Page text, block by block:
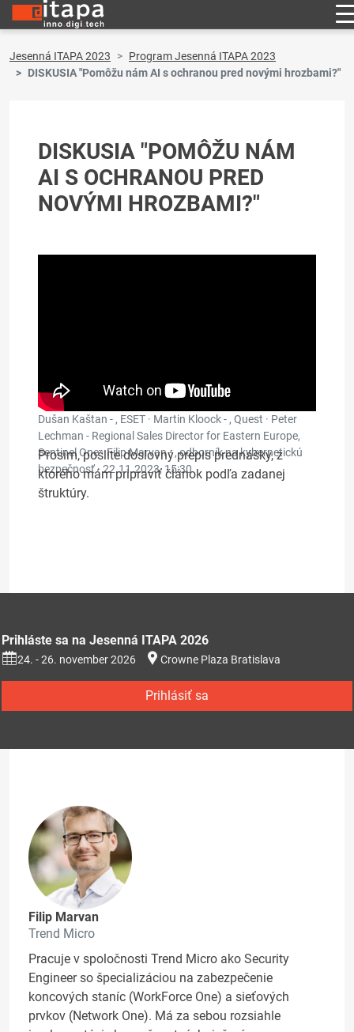
Jesenná ITAPA 2023
Program Jesenná ITAPA 2023
DISKUSIA "Pomôžu nám AI s ochranou pred novými hrozbami?"
DISKUSIA "POMÔŽU NÁM
AI S OCHRANOU PRED
NOVÝMI HROZBAMI?"
Dušan Kaštan - , ESET · Martin Kloock - , Quest · Peter
Lechman - Regional Sales Director for Eastern Europe,
Sentinel One · Filip Marvan - , odborník na kybernetickú
bezpečnosť ·22.11.2023, 15:30
Prosím, pošlite doslovný prepis prednášky, z
ktorého mám pripraviť článok podľa zadanej
štruktúry.
Prihláste sa na Jesenná ITAPA 2026
24. - 26. november 2026 Crowne Plaza Bratislava
Prihlásiť sa
Filip Marvan
Trend Micro
Pracuje v spoločnosti Trend Micro ako Security
Engineer so špecializáciou na zabezpečenie
koncových staníc (WorkForce One) a sieťových
prvkov (Network One). Má za sebou rozsiahle